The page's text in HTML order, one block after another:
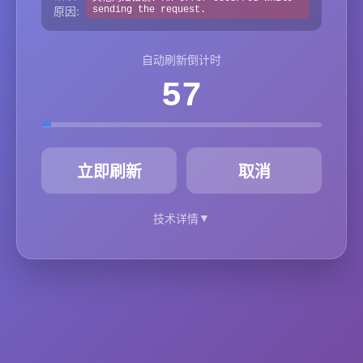
原因:
sending the request.
自动刷新倒计时
57
立即刷新 取消
技术详情▼